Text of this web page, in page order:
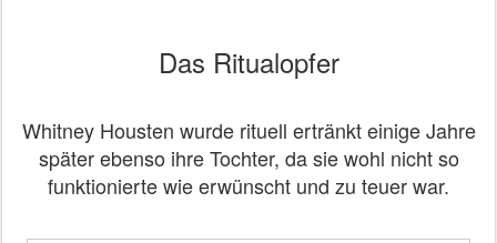
Das Ritualopfer
Whitney Housten wurde rituell ertränkt einige Jahre
später ebenso ihre Tochter, da sie wohl nicht so
funktionierte wie erwünscht und zu teuer war.